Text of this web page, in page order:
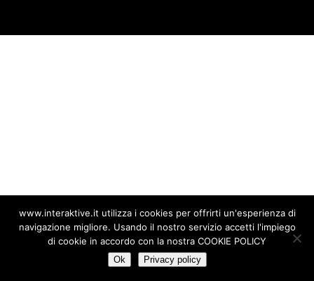
www.interaktive.it utilizza i cookies per offrirti un'esperienza di
navigazione migliore. Usando il nostro servizio accetti l'impiego
di cookie in accordo con la nostra COOKIE POLICY
Ok Privacy policy